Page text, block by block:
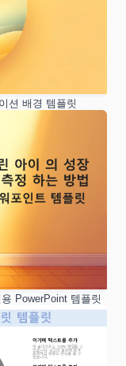
션 배경 템플릿
PowerPoint 템플릿